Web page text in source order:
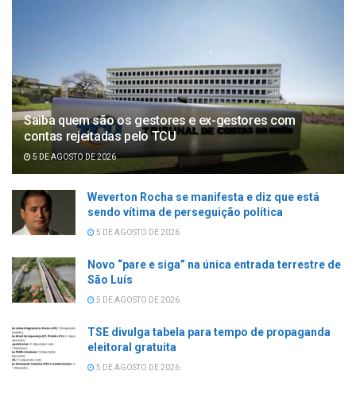
Saiba quem são os gestores e ex-gestores com
contas rejeitadas pelo TCU
5 DE AGOSTO DE 2026
Weverton Rocha se manifesta e diz que está
sendo vítima de perseguição política
5 DE AGOSTO DE 2026
Novo “pare e siga” na única entrada terrestre de
São Luís
5 DE AGOSTO DE 2026
TSE divulga tabela para tempo de propaganda
eleitoral gratuita
5 DE AGOSTO DE 2026